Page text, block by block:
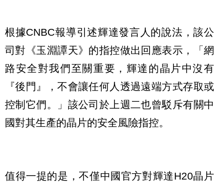
根據CNBC報導引述輝達發言人的說法，該公
司對《玉淵譚天》的指控做出回應表示，「網
路安全對我們至關重要，輝達的晶片中沒有
『後門』，不會讓任何人透過遠端方式存取或
控制它們。」該公司於上週二也曾駁斥有關中
國對其生產的晶片的安全風險指控。
值得一提的是，不僅中國官方對輝達H20晶片